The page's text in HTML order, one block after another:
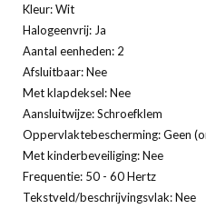
Kleur: Wit
Halogeenvrij: Ja
Aantal eenheden: 2
Afsluitbaar: Nee
Met klapdeksel: Nee
Aansluitwijze: Schroefklem
Oppervlaktebescherming: Geen
Met kinderbeveiliging: Nee
Frequentie: 50 - 60 Hertz
Tekstveld/beschrijvingsvlak: Nee